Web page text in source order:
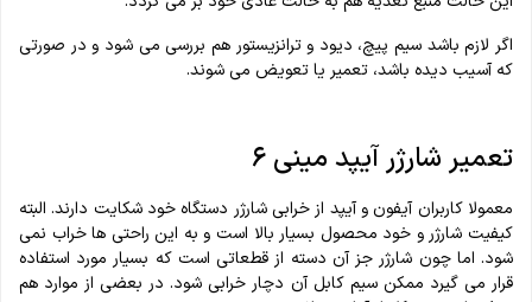
اگر لازم باشد سیم پیچ، دیود و ترانزیستور هم بررسی می شود و در صورتی
که آسیب دیده باشد، تعمیر یا تعویض می شوند.
تعمیر شارژر آیپد مینی ۶
معمولا کاربران آیفون و آیپد از خرابی شارژر دستگاه خود شکایت دارند. البته
کیفیت شارژر و خود محصول بسیار بالا است و به این راحتی ها خراب نمی
شود. اما چون شارژر جز آن دسته از قطعاتی است که بسیار مورد استفاده
قرار می گیرد ممکن سیم کابل آن دچار خرابی شود. در بعضی از موارد هم